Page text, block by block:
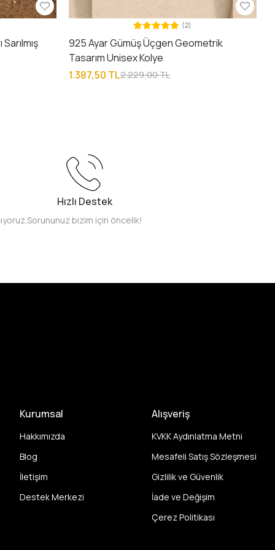
(2)
925 Ayar Gümüş Üçgen Geometrik
Tasarım Unisex Kolye
1.387,50 TL2.229,00 TL
Hızlı Destek
Sorununuz bizim için öncelik!
Kurumsal
Hakkımızda
Blog
İletişim
Destek Merkezi
Alışveriş
KVKK Aydınlatma Metni
Mesafeli Satış Sözleşmesi
Gizlilik ve Güvenlik
İade ve Değişim
Çerez Politikası